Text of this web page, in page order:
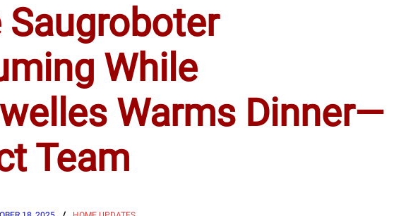
Saugroboter
While
Warms Dinner—
Team